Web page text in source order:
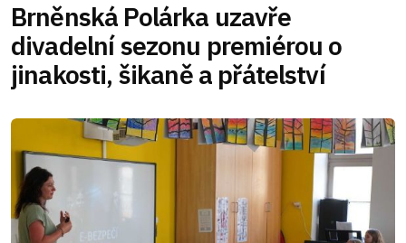
Brněnská Polárka uzavře
divadelní sezonu premiérou o
jinakosti, šikaně a přátelství